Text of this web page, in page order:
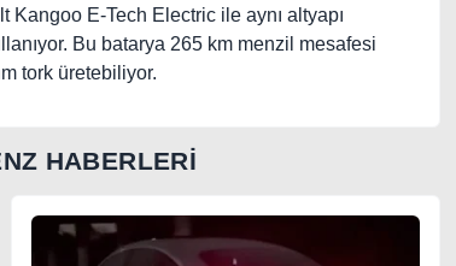
E-Tech Electric ile aynı altyapı
Bu batarya 265 km menzil mesafesi
tork üretebiliyor.
HABERLERİ